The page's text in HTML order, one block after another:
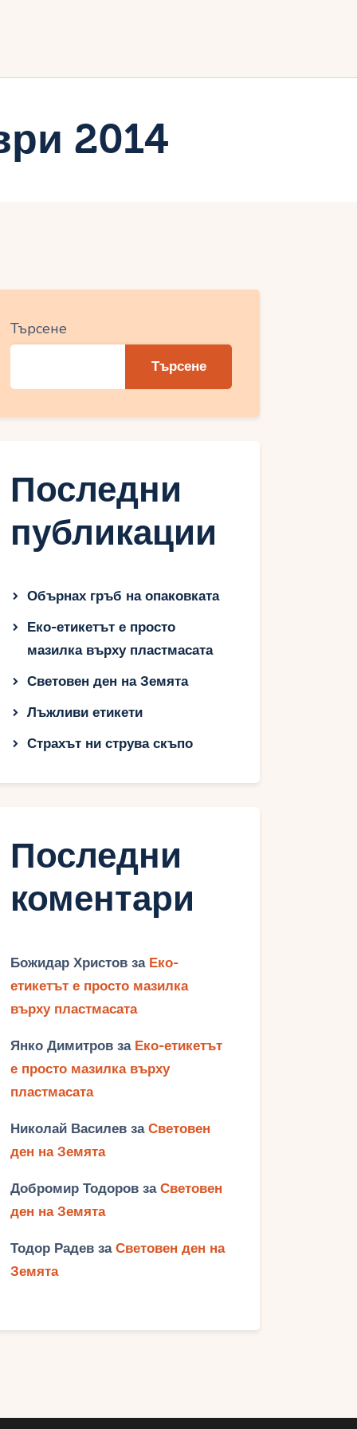
2014
Търсене
Търсене
Последни
публикации
Обърнах гръб на опаковката
Еко-етикетът е просто
мазилка върху пластмасата
Световен ден на Земята
Лъжливи етикети
Страхът ни струва скъпо
Последни
коментари
Божидар Христов за Еко-
етикетът е просто мазилка
върху пластмасата
Янко Димитров за Еко-етикетът
е просто мазилка върху
пластмасата
Николай Василев заСветовен
ден на Земята
Добромир Тодоров заСветовен
ден на Земята
Тодор Радев заСветовен ден на
Земята